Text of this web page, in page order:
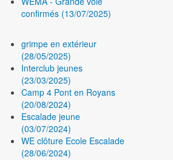
confirmés (13/07/2025)
grimpe en extérieur
(28/05/2025)
Interclub jeunes
(23/03/2025)
Camp 4 Pont en Royans
(20/08/2024)
Escalade jeune
(03/07/2024)
WE clôture Ecole Escalade
(28/06/2024)